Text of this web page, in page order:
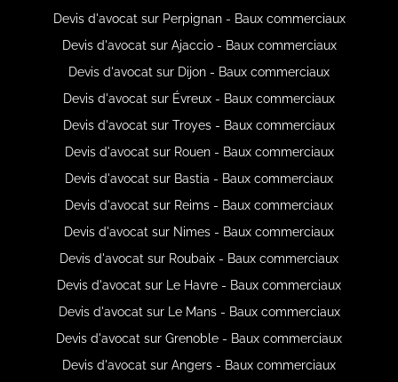
Devis d'avocat sur Perpignan - Baux commerciaux
Devis d'avocat sur Ajaccio - Baux commerciaux
Devis d'avocat sur Dijon - Baux commerciaux
Devis d'avocat sur Évreux - Baux commerciaux
Devis d'avocat sur Troyes - Baux commerciaux
Devis d'avocat sur Rouen - Baux commerciaux
Devis d'avocat sur Bastia - Baux commerciaux
Devis d'avocat sur Reims - Baux commerciaux
Devis d'avocat sur Nimes - Baux commerciaux
Devis d'avocat sur Roubaix - Baux commerciaux
Devis d'avocat sur Le Havre - Baux commerciaux
Devis d'avocat sur Le Mans - Baux commerciaux
Devis d'avocat sur Grenoble - Baux commerciaux
Devis d'avocat sur Angers - Baux commerciaux